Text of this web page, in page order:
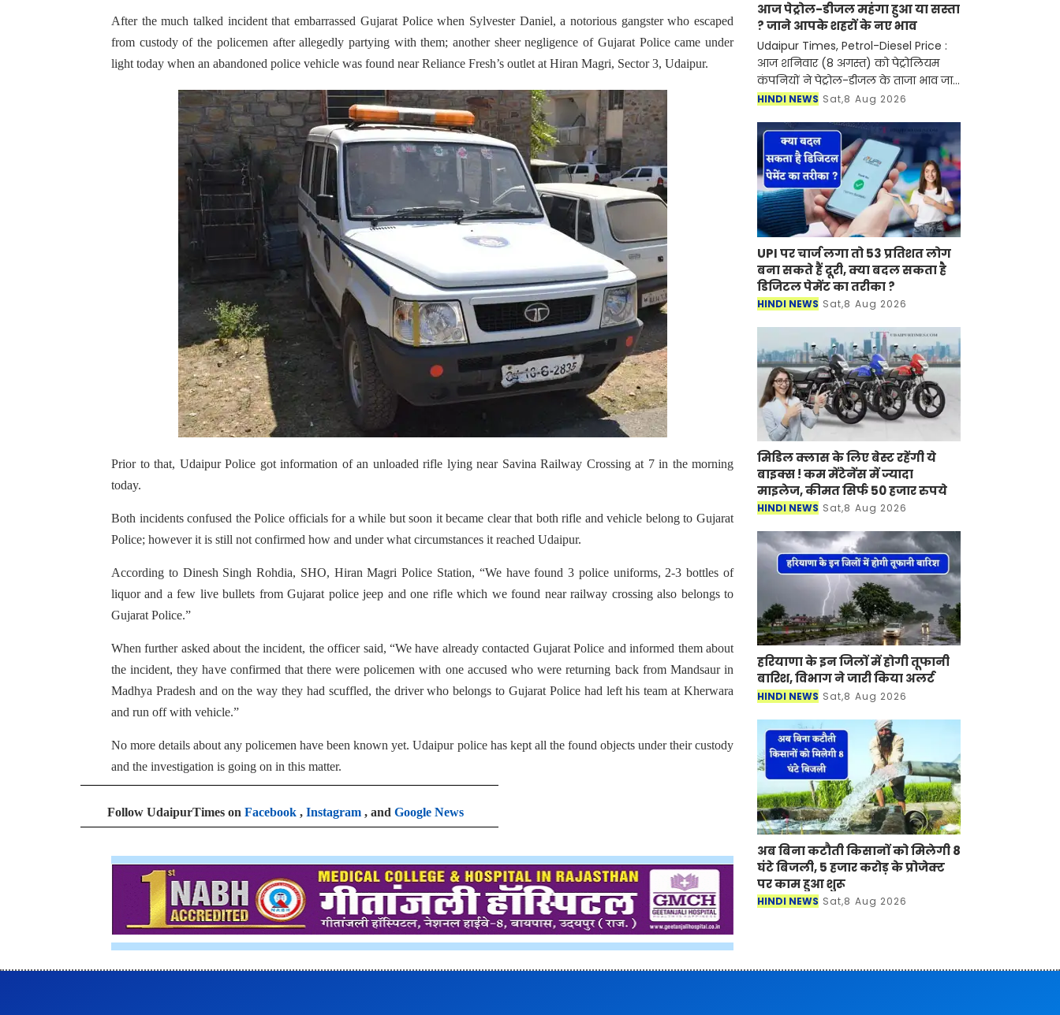
After the much talked incident that embarrassed Gujarat Police when Sylvester Daniel, a notorious gangster who escaped
from custody of the policemen after allegedly partying with them; another sheer negligence of Gujarat Police came under
light today when an abandoned police vehicle was found near Reliance Fresh’s outlet at Hiran Magri, Sector 3, Udaipur.
Prior to that, Udaipur Police got information of an unloaded rifle lying near Savina Railway Crossing at 7 in the morning
today.
Both incidents confused the Police officials for a while but soon it became clear that both rifle and vehicle belong to Gujarat
Police; however it is still not confirmed how and under what circumstances it reached Udaipur.
According to Dinesh Singh Rohdia, SHO, Hiran Magri Police Station, “We have found 3 police uniforms, 2-3 bottles of
liquor and a few live bullets from Gujarat police jeep and one rifle which we found near railway crossing also belongs to
Gujarat Police.”
When further asked about the incident, the officer said, “We have already contacted Gujarat Police and informed them about
the incident, they have confirmed that there were policemen with one accused who were returning back from Mandsaur in
Madhya Pradesh and on the way they had scuffled, the driver who belongs to Gujarat Police had left his team at Kherwara
and run off with vehicle.”
No more details about any policemen have been known yet. Udaipur police has kept all the found objects under their custody
and the investigation is going on in this matter.
Follow UdaipurTimes on Facebook , Instagram , and Google News
आज पेट्रोल-डीजल महंगा हुआ या सस्ता
? जाने आपके शहरों के नए भाव
Udaipur Times, Petrol-Diesel Price :
आज शनिवार (8 अगस्त) को पेट्रोलियम
कंपनियों ने पेट्रोल-डीजल के ताजा भाव जारी
कर दिए हैं। इन दिनों देश में पेट्रोल-डीजल की
असर
HINDI NEWS Sat,8 Aug 2026
UPI पर चार्ज लगा तो 53 प्रतिशत लोग
बना सकते हैं दूरी, क्या बदल सकता है
डिजिटल पेमेंट का तरीका ?
HINDI NEWS Sat,8 Aug 2026
मिडिल क्लास के लिए बेस्ट रहेंगी ये
बाइक्स ! कम मेंटेनेंस में ज्यादा
माइलेज, कीमत सिर्फ 50 हजार रुपये
HINDI NEWS Sat,8 Aug 2026
हरियाणा के इन जिलों में होगी तूफानी
बारिश, विभाग ने जारी किया अलर्ट
HINDI NEWS Sat,8 Aug 2026
अब बिना कटौती किसानों को मिलेगी 8
घंटे बिजली, 5 हजार करोड़ के प्रोजेक्ट
पर काम हुआ शुरू
HINDI NEWS Sat,8 Aug 2026